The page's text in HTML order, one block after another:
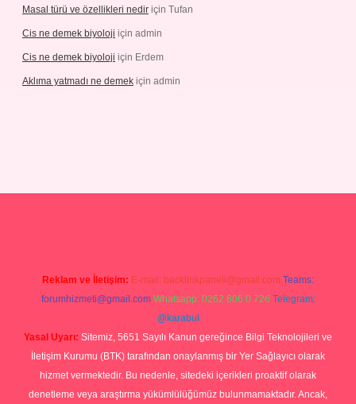
Masal türü ve özellikleri nedir için Tufan
Cis ne demek biyoloji için admin
Cis ne demek biyoloji için Erdem
Aklıma yatmadı ne demek için admin
Reklam ve İletişim: E-mail: backlinkpaneli@gmail.com Teams:
forumhizmeti@gmail.com Whatsapp: 0262 606 0 726 Telegram:
@karabul
Yasal Uyarı: Sitemiz, 5651 Sayılı Kanun gereğince Bilgi Teknolojileri ve
İletişim Kurumu (BTK) tarafından onaylanmış bir Yer Sağlayıcı olarak
hizmet vermektedir. Bu nedenle, sitedeki içerikleri proaktif olarak
denetleme veya araştırma yükümlülüğümüz bulunmamaktadır. Ancak,